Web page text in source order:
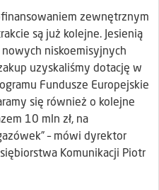
zewnętrznym
są już kolejne. Jesienią
niskoemisyjnych
uzyskaliśmy dotację w
Fundusze Europejskie
się również o kolejne
10 mln zł, na
– mówi dyrektor
Komunikacji Piotr